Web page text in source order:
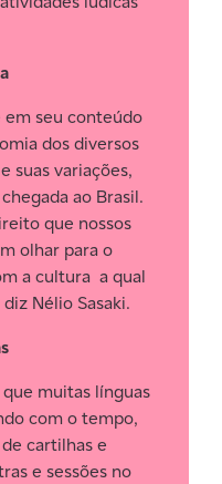
em seu conteúdo
dos diversos
suas variações,
ao Brasil.
que nossos
olhar para o
a cultura a qual
Nélio Sasaki.
muitas línguas
com o tempo,
cartilhas e
e sessões no